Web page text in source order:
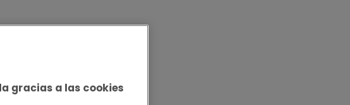
gracias a las cookies